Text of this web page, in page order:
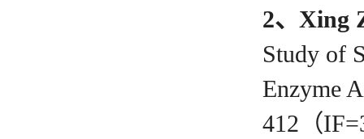
2、 Xing
Study of
Enzyme
412（